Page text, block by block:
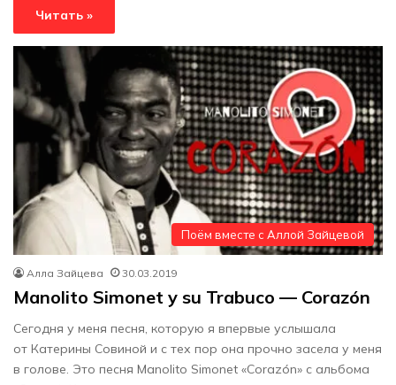
Читать »
Поём вместе с Аллой Зайцевой
Алла Зайцева 30.03.2019
Manolito Simonet y su Trabuco — Corazón
Сегодня у меня песня, которую я впервые услышала
от Катерины Совиной и с тех пор она прочно засела у меня
в голове. Это песня Manolito Simonet «Corazón» с альбома